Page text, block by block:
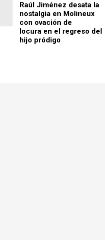
Raúl Jiménez desata la
nostalgia en Molineux
con ovación de
locura en el regreso del
hijo pródigo